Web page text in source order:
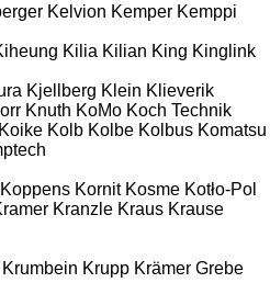
Kelvion Kemper Kemppi
Kilia Kilian King Kinglink
Kjellberg Klein Klieverik
Knuth KoMo Koch Technik
Koike Kolb Kolbe Kolbus Komatsu
Koppens Kornit Kosme Kotło-Pol
Kranzle Kraus Krause
Krumbein Krupp Krämer Grebe